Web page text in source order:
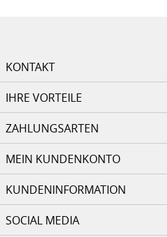
KONTAKT
IHRE VORTEILE
ZAHLUNGSARTEN
MEIN KUNDENKONTO
KUNDENINFORMATION
SOCIAL MEDIA